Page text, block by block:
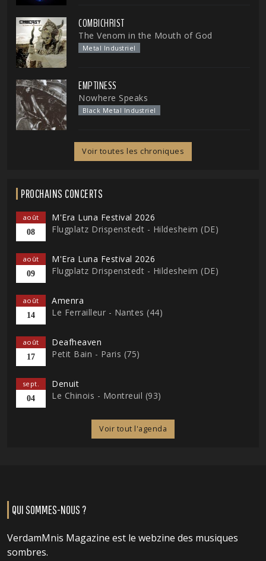
COMBICHRIST
The Venom in the Mouth of God
Metal Industriel
EMPTINESS
Nowhere Speaks
Black Metal Industriel
Voir toutes les chroniques
PROCHAINS CONCERTS
août
08
M'Era Luna Festival 2026
Flugplatz Drispenstedt - Hildesheim (DE)
août
09
M'Era Luna Festival 2026
Flugplatz Drispenstedt - Hildesheim (DE)
août
14
Amenra
Le Ferrailleur - Nantes (44)
août
17
Deafheaven
Petit Bain - Paris (75)
sept.
04
Denuit
Le Chinois - Montreuil (93)
Voir tout l'agenda
QUI SOMMES-NOUS ?
VerdamMnis Magazine est le webzine des musiques
sombres.